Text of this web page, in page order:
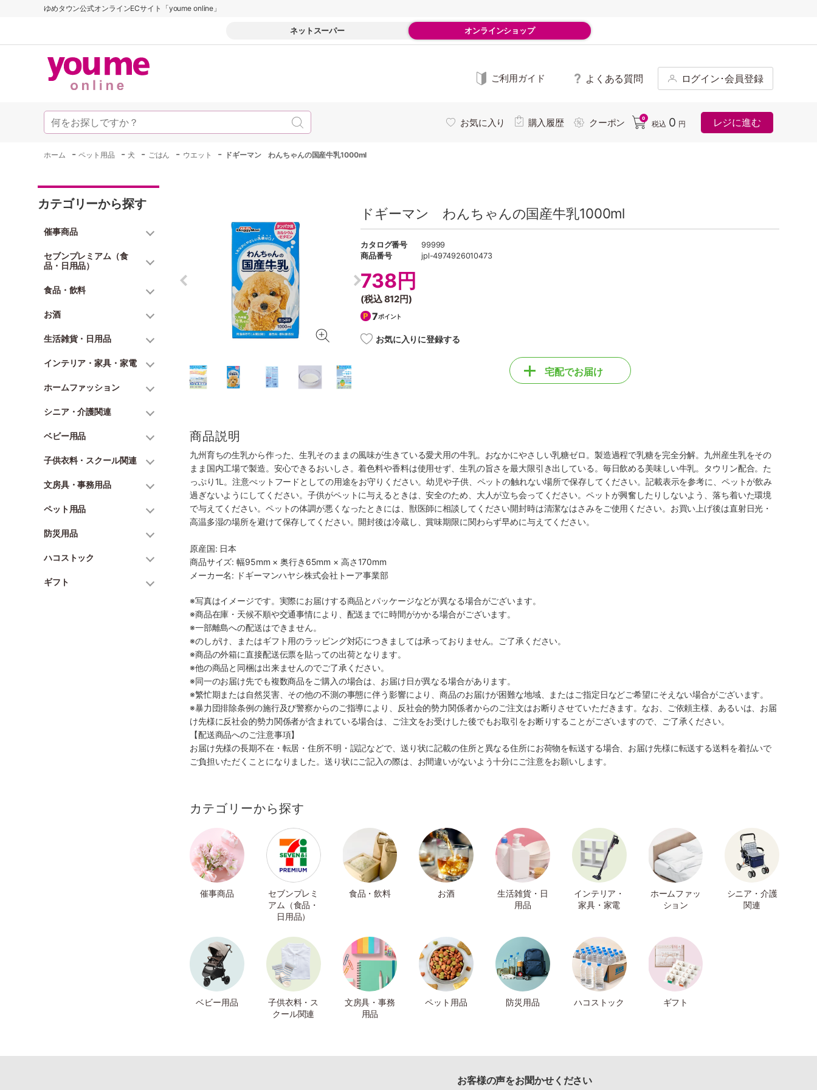
ゆめタウン公式オンラインECサイト「youme online」
ネットスーパー オンラインショップ
ご利用ガイド よくある質問 ログイン･会員登録
お気に入り 購入履歴 クーポン 0
税込 0 円 レジに進む
ホーム -ペット用品 -犬 - ごはん - ウエット - ドギーマン わんちゃんの国産牛乳1000ml
カテゴリーから探す
催事商品
セブンプレミアム（食
品・日用品）
食品・飲料
お酒
生活雑貨・日用品
インテリア・家具・家電
ホームファッション
シニア・介護関連
ベビー用品
子供衣料・スクール関連
文房具・事務用品
ペット用品
防災用品
ハコストック
ギフト
ドギーマン わんちゃんの国産牛乳1000ml
カタログ番号
99999
商品番号
jpl-4974926010473
738円
(税込812円)
7ポイント
お気に入りに登録する
宅配でお届け
商品説明
九州育ちの生乳から作った、生乳そのままの風味が生きている愛犬用の牛乳。おなかにやさしい乳糖ゼロ。製造過程で乳糖を完全分解。九州産生乳をその
まま国内工場で製造。安心できるおいしさ。着色料や香料は使用せず、生乳の旨さを最大限引き出している。毎日飲める美味しい牛乳。タウリン配合。た
っぷり1L。注意ぺットフードとしての用途をお守りください。幼児や子供、ペットの触れない場所で保存してください。記載表示を参考に、ペットが飲み
過ぎないようにしてください。子供がペットに与えるときは、安全のため、大人が立ち会ってください。ペットが興奮したりしないよう、落ち着いた環境
で与えてください。ペットの体調が悪くなったときには、獣医師に相談してください開封時は清潔なはさみをご使用ください。お買い上げ後は直射日光・
高温多湿の場所を避けて保存してください。開封後は冷蔵し、賞味期限に関わらず早めに与えてください。
原産国: 日本
商品サイズ: 幅95mm × 奥行き65mm × 高さ170mm
メーカー名: ドギーマンハヤシ株式会社トーア事業部
※写真はイメージです。実際にお届けする商品とパッケージなどが異なる場合がございます。
※商品在庫・天候不順や交通事情により、配送までに時間がかかる場合がございます。
※一部離島への配送はできません。
※のしがけ、またはギフト用のラッピング対応につきましては承っておりません。ご了承ください。
※商品の外箱に直接配送伝票を貼っての出荷となります。
※他の商品と同梱は出来ませんのでご了承ください。
※同一のお届け先でも複数商品をご購入の場合は、お届け日が異なる場合があります。
※繁忙期または自然災害、その他の不測の事態に伴う影響により、商品のお届けが困難な地域、またはご指定日などご希望にそえない場合がございます。
※暴力団排除条例の施行及び警察からのご指導により、反社会的勢力関係者からのご注文はお断りさせていただきます。なお、ご依頼主様、あるいは、お届
け先様に反社会的勢力関係者が含まれている場合は、ご注文をお受けした後でもお取引をお断りすることがございますので、ご了承ください。
【配送商品へのご注意事項】
お届け先様の長期不在・転居・住所不明・誤記などで、送り状に記載の住所と異なる住所にお荷物を転送する場合、お届け先様に転送する送料を着払いで
ご負担いただくことになりました。送り状にご記入の際は、お間違いがないよう十分にご注意をお願いします。
カテゴリーから探す
催事商品
セブンプレミ
アム（食品・
日用品）
食品・飲料 お酒
生活雑貨・日
用品
インテリア・
家具・家電
ホームファッ
ション
シニア・介護
関連
ベビー用品
子供衣料・ス
クール関連
文房具・事務
用品
ペット用品 防災用品 ハコストック ギフト
お客様の声をお聞かせください